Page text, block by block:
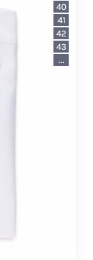
40
41
42
43
...